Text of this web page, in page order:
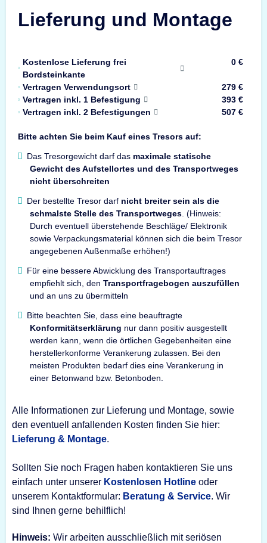
Lieferung und Montage
Kostenlose Lieferung frei
Bordsteinkante
0 €
Vertragen Verwendungsort
279 €
Vertragen inkl. 1 Befestigung
393 €
Vertragen inkl. 2 Befestigungen
507 €
Bitte achten Sie beim Kauf eines Tresors auf:
Das Tresorgewicht darf das maximale statische
Gewicht des Aufstellortes und des Transportweges
nicht überschreiten
Der bestellte Tresor darf nicht breiter sein als die
schmalste Stelle des Transportweges . (Hinweis:
Durch eventuell überstehende Beschläge/ Elektronik
sowie Verpackungsmaterial können sich die beim Tresor
angegebenen Außenmaße erhöhen!)
Für eine bessere Abwicklung des Transportauftrages
empfiehlt sich, den Transportfragebogen auszufüllen
und an uns zu übermitteln
Bitte beachten Sie, dass eine beauftragte
Konformitätserklärung nur dann positiv ausgestellt
werden kann, wenn die örtlichen Gegebenheiten eine
herstellerkonforme Verankerung zulassen. Bei den
meisten Produkten bedarf dies eine Verankerung in
einer Betonwand bzw. Betonboden.
Alle Informationen zur Lieferung und Montage, sowie
den eventuell anfallenden Kosten finden Sie hier:
Lieferung & Montage.
Sollten Sie noch Fragen haben kontaktieren Sie uns
einfach unter unserer Kostenlosen Hotline oder
unserem Kontaktformular: Beratung & Service. Wir
sind Ihnen gerne behilflich!
Hinweis: Wir arbeiten ausschließlich mit seriösen